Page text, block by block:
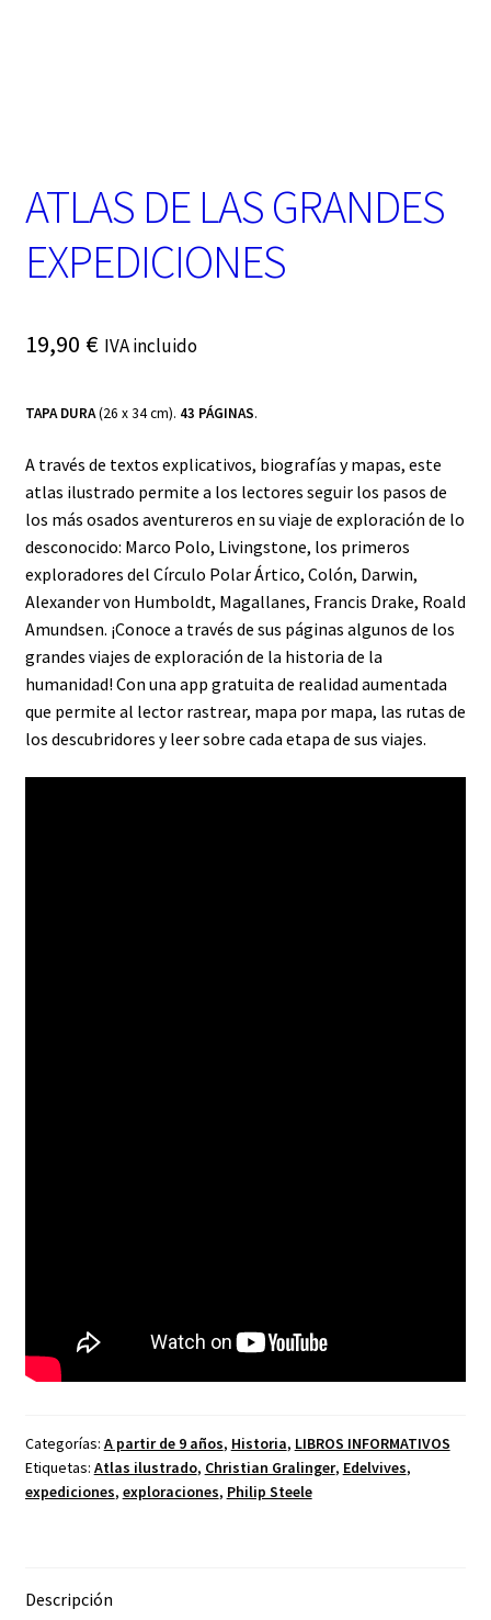
ATLAS DE LAS GRANDES
EXPEDICIONES
19,90 € IVA incluido
TAPA DURA(26 x 34 cm). 43 PÁGINAS.
A través de textos explicativos, biografías y mapas, este
atlas ilustrado permite a los lectores seguir los pasos de
los más osados aventureros en su viaje de exploración de lo
desconocido: Marco Polo, Livingstone, los primeros
exploradores del Círculo Polar Ártico, Colón, Darwin,
Alexander von Humboldt, Magallanes, Francis Drake, Roald
Amundsen. ¡Conoce a través de sus páginas algunos de los
grandes viajes de exploración de la historia de la
humanidad! Con una app gratuita de realidad aumentada
que permite al lector rastrear, mapa por mapa, las rutas de
los descubridores y leer sobre cada etapa de sus viajes.
Categorías: A partir de 9 años, Historia, LIBROS INFORMATIVOS
Etiquetas: Atlas ilustrado, Christian Gralinger, Edelvives,
expediciones, exploraciones, Philip Steele
Descripción